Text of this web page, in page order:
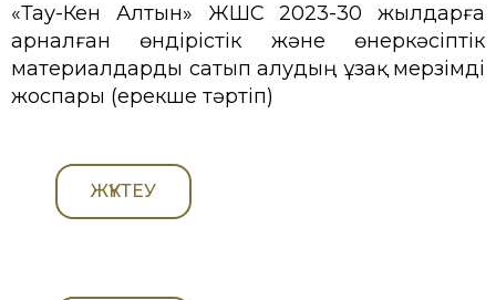
«Тау-Кен Алтын» ЖШС 2023-30 жылдарға
арналған өндірістік және өнеркәсіптік
материалдарды сатып алудың ұзақ мерзімді
жоспары (ерекше тәртіп)
ЖҮКТЕУ